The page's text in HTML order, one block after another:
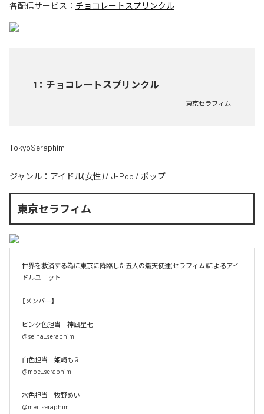
各配信サービス： チョコレートスプリンクル
1 ： チョコレートスプリンクル
東京セラフィム
TokyoSeraphim
ジャンル： アイドル(女性) / J-Pop / ポップ
東京セラフィム
世界を救済する為に東京に降臨した五人の熾天使達(セラフィム)によるアイ
ドルユニット
【メンバー】
ピンク色担当　神凪星七
@seina_seraphim
白色担当　姫崎もえ
@moe_seraphim
水色担当　牧野めい
@mei_seraphim